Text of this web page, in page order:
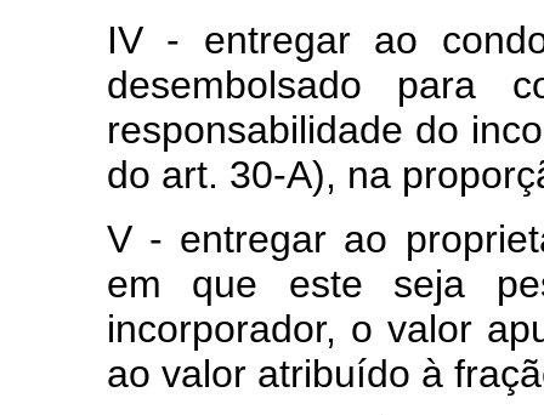
IV - entregar ao
desembolsado para
responsabilidade do
do art. 30-A), na
V - entregar ao
em que este seja
incorporador, o valor
ao valor atribuído à